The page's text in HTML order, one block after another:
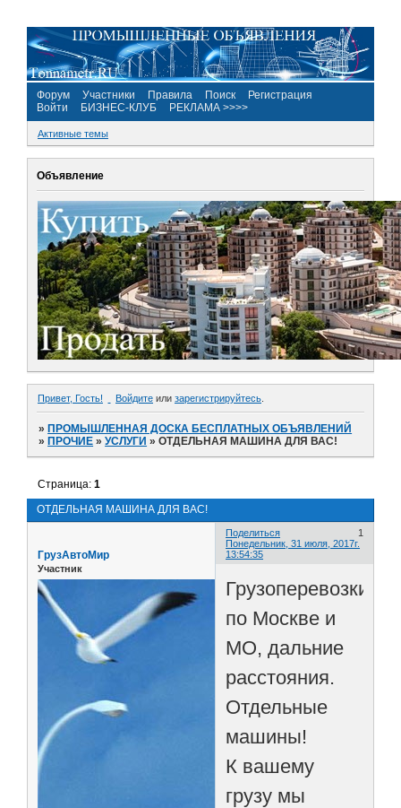
Форум Участники Правила Поиск
Регистрация
Войти
БИЗНЕС-КЛУБ РЕКЛАМА >>>>
Активные темы
Объявление
Привет, Гость! Войдите или зарегистрируйтесь
»ПРОМЫШЛЕННАЯ ДОСКА БЕСПЛАТНЫХ ОБЪЯВЛЕНИЙ
»ПРОЧИЕ »УСЛУГИ »ОТДЕЛЬНАЯ МАШИНА ДЛЯ ВАС!
ОТДЕЛЬНАЯ МАШИНА ДЛЯ ВАС!
Страница:1
Поделиться
1
Понедельник, 31 июля, 2017г.
13:54:35
ГрузАвтоМир
Участник
Грузоперевозки
по Москве и
МО, дальние
расстояния.
Отдельные
машины!
К вашему
грузу мы